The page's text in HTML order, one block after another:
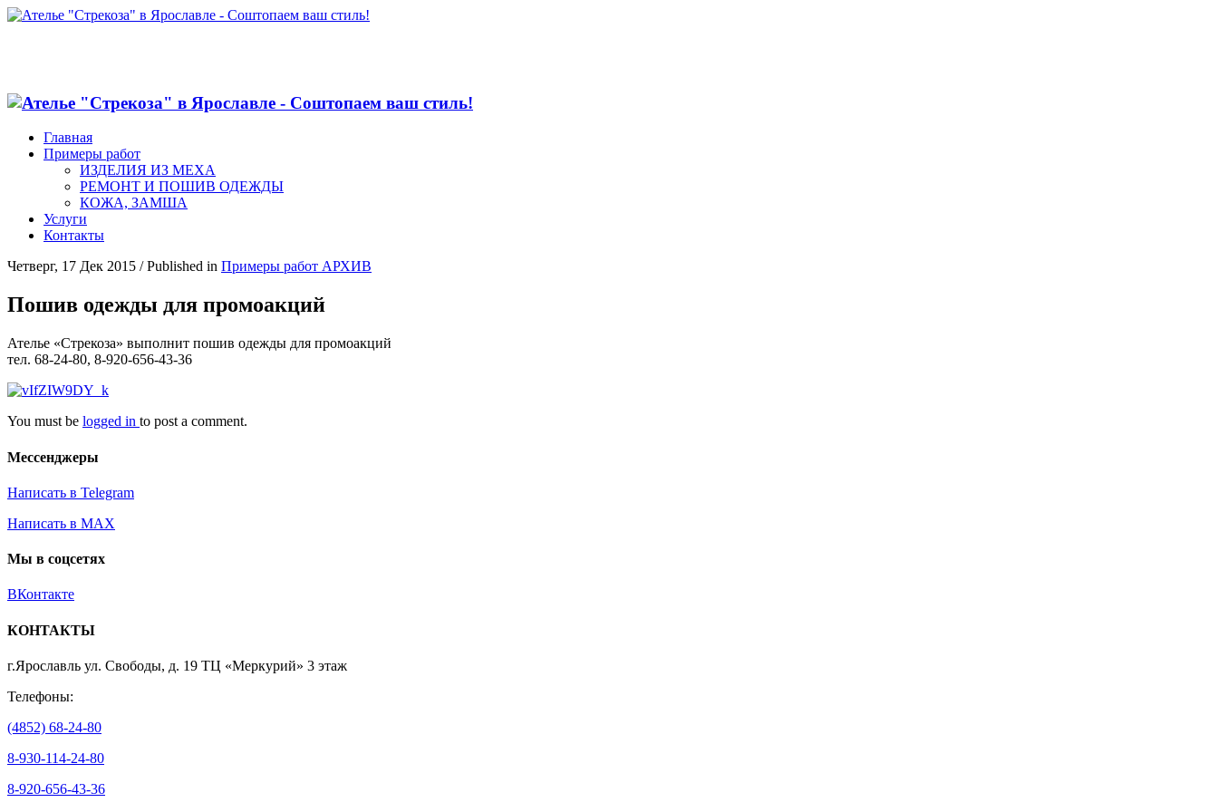
Главная
Примеры работ
ИЗДЕЛИЯ ИЗ МЕХА
РЕМОНТ И ПОШИВ ОДЕЖДЫ
КОЖА, ЗАМША
Услуги
Контакты
Четверг, 17 Дек 2015 /Published in Примеры работ АРХИВ
Пошив одежды для промоакций
Ателье «Стрекоза» выполнит пошив одежды для промоакций
тел. 68-24-80, 8-920-656-43-36
You must be logged in to post a comment.
Мессенджеры
Написать в Telegram
Написать в MAX
Мы в соцсетях
ВКонтакте
КОНТАКТЫ
г.Ярославль ул. Свободы, д. 19 ТЦ «Меркурий» 3 этаж
Телефоны:
(4852) 68-24-80
8-930-114-24-80
8-920-656-43-36